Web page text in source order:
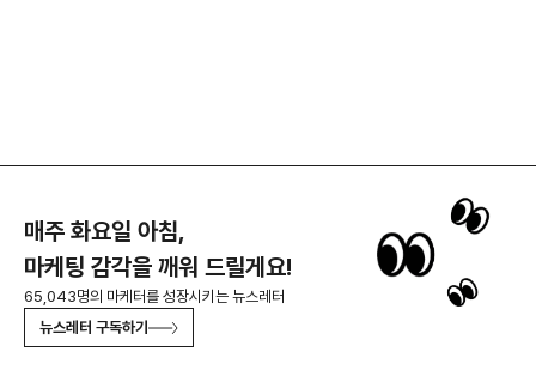
매주 화요일 아침,
마케팅 감각을 깨워 드릴게요!
65,043명의 마케터를 성장시키는 뉴스레터
뉴스레터 구독하기